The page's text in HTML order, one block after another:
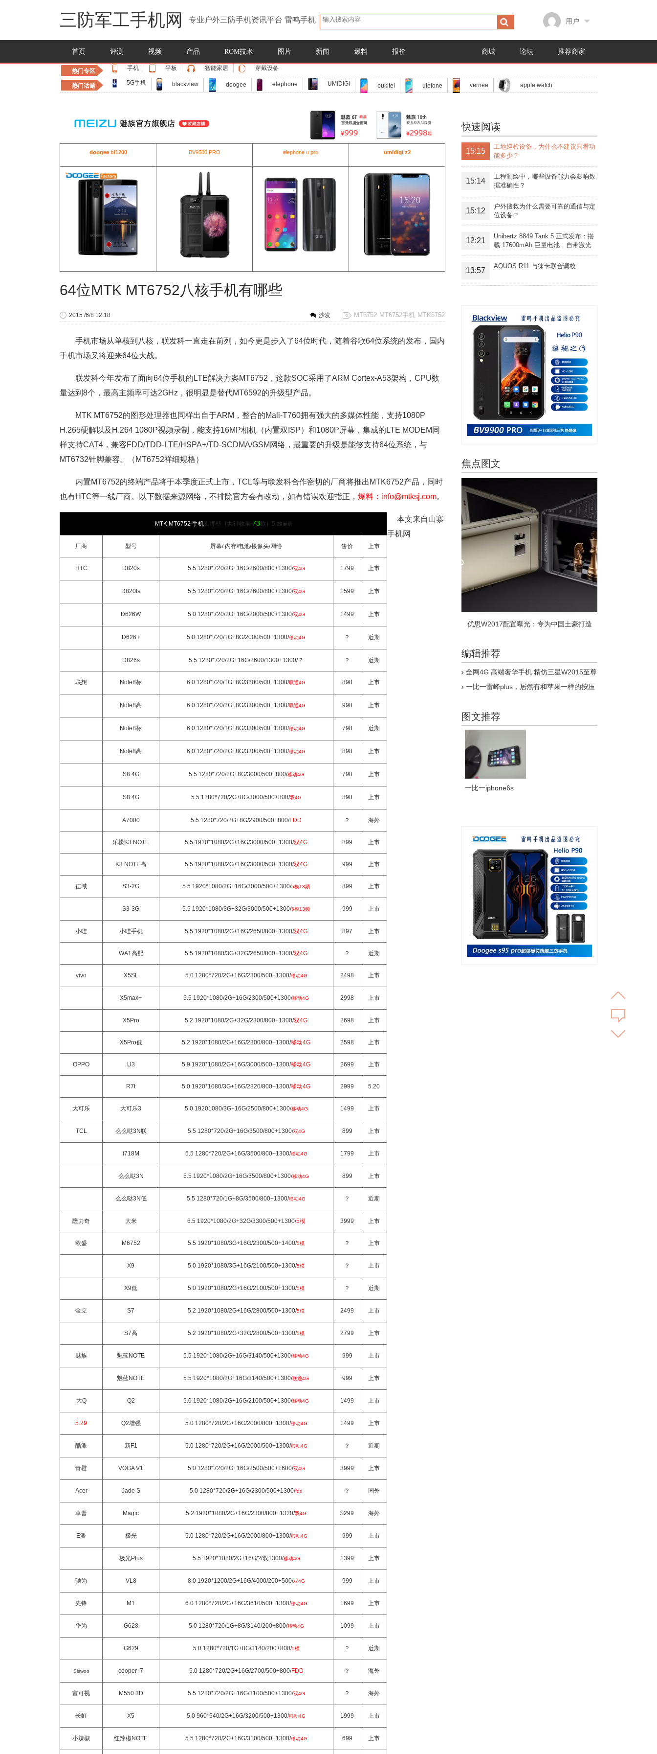
三防军工手机网 专业户外三防手机资讯平台 雷鸣手机 用户
首页 评测 视频 产品 ROM技术 图片 新闻 爆料 报价 商城 论坛 推荐商家
热门专区 手机 平板 智能家居 穿戴设备
热门话题 5G手机 blackview doogee elephone UMIDIGI oukitel ulefone vernee apple watch
doogee bl1200 BV9500 PRO elephone u pro umidigi z2
64位MTK MT6752八核手机有哪些
MT6752 MT6752手机 MTK6752
2015 /6/8 12:18 沙发
手机市场从单核到八核，联发科一直走在前列，如今更是步入了64位时代，随着谷歌64位系统的发布，国内
手机市场又将迎来64位大战。
联发科今年发布了面向64位手机的LTE解决方案MT6752，这款SOC采用了ARM Cortex-A53架构，CPU数
量达到8个，最高主频率可达2GHz，很明显是替代MT6592的升级型产品。
MTK MT6752的图形处理器也同样出自于ARM，整合的Mali-T760拥有强大的多媒体性能，支持1080P
H.265硬解以及H.264 1080P视频录制，能支持16MP相机（内置双ISP）和1080P屏幕，集成的LTE MODEM同
样支持CAT4，兼容FDD/TDD-LTE/HSPA+/TD-SCDMA/GSM网络，最重要的升级是能够支持64位系统，与
MT6732针脚兼容。（MT6752祥细规格）
内置MT6752的终端产品将于本季度正式上市，TCL等与联发科合作密切的厂商将推出MTK6752产品，同时
也有HTC等一线厂商。以下数据来源网络，不排除官方会有改动，如有错误欢迎指正， 爆料：info@mtksj.com。
MTK MT6752 手机有哪些（共计收录 73款）5 .29更新
厂商 型号 屏幕/ 内存/电池/摄像头/网络 售价 上市
HTC D820s 5.5 1280*720/2G+16G/2600/800+1300/双4G 1799 上市
D820ts 5.5 1280*720/2G+16G/2600/800+1300/双4G 1599 上市
D626W 5.0 1280*720/2G+16G/2000/500+1300/双4G 1499 上市
D626T 5.0 1280*720/1G+8G/2000/500+1300/移动4G ？ 近期
D826s 5.5 1280*720/2G+16G/2600/1300+1300/？ ？ 近期
联想 Note8标 6.0 1280*720/1G+8G/3300/500+1300/联通4G 898 上市
Note8高 6.0 1280*720/2G+8G/3300/500+1300/联通4G 998 上市
Note8标 6.0 1280*720/1G+8G/3300/500+1300/移动4G 798 近期
Note8高 6.0 1280*720/2G+8G/3300/500+1300/移动4G 898 上市
S8 4G 5.5 1280*720/2G+8G/3000/500+800/移动4G 798 上市
S8 4G 5.5 1280*720/2G+8G/3000/500+800/双4G 898 上市
A7000 5.5 1280*720/2G+8G/2900/500+800/FDD ？ 海外
乐檬K3 NOTE 5.5 1920*1080/2G+16G/3000/500+1300/双4G 899 上市
K3 NOTE高 5.5 1920*1080/2G+16G/3000/500+1300/双4G 999 上市
佳域 S3-2G 5.5 1920*1080/2G+16G/3000/500+1300/5模13频 899 上市
S3-3G 5.5 1920*1080/3G+32G/3000/500+1300/5模13频 999 上市
小哇 小哇手机 5.5 1920*1080/2G+16G/2650/800+1300/双4G 897 上市
WA1高配 5.5 1920*1080/3G+32G/2650/800+1300/双4G ？ 近期
vivo X5SL 5.0 1280*720/2G+16G/2300/500+1300/移动4G 2498 上市
X5max+ 5.5 1920*1080/2G+16G/2300/500+1300/移动4G 2998 上市
X5Pro 5.2 1920*1080/2G+32G/2300/800+1300/双4G 2698 上市
X5Pro低 5.2 1920*1080/2G+16G/2300/800+1300/移动4G 2598 上市
OPPO U3 5.9 1920*1080/2G+16G/3000/500+1300/移动4G 2699 上市
R7t 5.0 1920*1080/3G+16G/2320/800+1300/移动4G 2999 5.20
大可乐 大可乐3 5.0 19201080/3G+16G/2500/800+1300/移动4G 1499 上市
TCL 么么哒3N联 5.5 1280*720/2G+16G/3500/800+1300/双4G 899 上市
i718M 5.5 1280*720/2G+16G/3500/800+1300/移动4G 1799 上市
么么哒3N 5.5 1920*1080/2G+16G/3500/800+1300/移动4G 899 上市
么么哒3N低 5.5 1280*720/1G+8G/3500/800+1300/移动4G ？ 近期
隆力奇 大米 6.5 1920*1080/2G+32G/3300/500+1300/5模 3999 上市
欧盛 M6752 5.5 1920*1080/3G+16G/2300/500+1400/5模 ？ 上市
X9 5.0 1920*1080/3G+16G/2100/500+1300/5模 ？ 上市
X9低 5.0 1920*1080/2G+16G/2100/500+1300/5模 ？ 近期
金立 S7 5.2 1920*1080/2G+16G/2800/500+1300/5模 2499 上市
S7高 5.2 1920*1080/2G+32G/2800/500+1300/5模 2799 上市
魅族 魅蓝NOTE 5.5 1920*1080/2G+16G/3140/500+1300/移动4G 999 上市
魅蓝NOTE 5.5 1920*1080/2G+16G/3140/500+1300/联通4G 999 上市
大Q Q2 5.0 1920*1080/2G+16G/2100/500+1300/移动4G 1499 上市
5.29 Q2增强 5.0 1280*720/2G+16G/2000/800+1300/移动4G 1499 上市
酷派 新F1 5.0 1280*720/2G+16G/2000/500+1300/移动4G ？ 近期
青橙 VOGA V1 5.0 1280*720/2G+16G/2500/500+1600/双4G 3999 上市
Acer Jade S 5.0 1280*720/2G+16G/2300/500+1300/fdd ？ 国外
卓普 Magic 5.2 1920*1080/2G+16G/2300/800+1320/双4G $299 海外
E派 极光 5.0 1280*720/2G+16G/2000/800+1300/移动4G 999 上市
极光Plus 5.5 1920*1080/2G+16G/?/双1300/移动4G 1399 上市
驰为 VL8 8.0 1920*1200/2G+16G/4000/200+500/双4G 999 上市
先锋 M1 6.0 1280*720/2G+16G/3610/500+1300/移动4G 1699 上市
华为 G628 5.0 1280*720/1G+8G/3140/200+800/移动4G 1099 上市
G629 5.0 1280*720/1G+8G/3140/200+800/5模 ？ 近期
Siswoo cooper i7 5.0 1280*720/2G+16G/2700/500+800/FDD ？ 海外
富可视 M550 3D 5.5 1280*720/2G+16G/3100/500+1300/双4G ？ 海外
长虹 X5 5.0 960*540/2G+16G/3200/500+1300/移动4G 1999 上市
小辣椒 红辣椒NOTE 5.5 1280*720/2G+16G/3100/500+1300/移动4G 699 上市
本文来自山寨
手机网
快速阅读
15:15
工地巡检设备，为什么不建议只看功
能多少？
15:14
工程测绘中，哪些设备能力会影响数
据准确性？
15:12
户外搜救为什么需要可靠的通信与定
位设备？
12:21
Unihertz 8849 Tank 5 正式发布：搭
载 17600mAh 巨量电池，自带激光
投影旗舰三防手机
13:57
AQUOS R11 与徕卡联合调校
焦点图文
优思W2017配置曝光：专为中国土豪打造
编辑推荐
全网4G 高端奢华手机 精仿三星W2015至尊
一比一雷峰plus，居然有和苹果一样的按压
图文推荐
一比一iphone6s